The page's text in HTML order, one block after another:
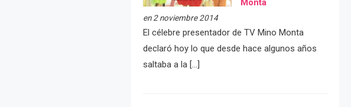
Monta
en 2 noviembre 2014
El célebre presentador de TV Mino Monta
declaró hoy lo que desde hace algunos años
saltaba a la […]